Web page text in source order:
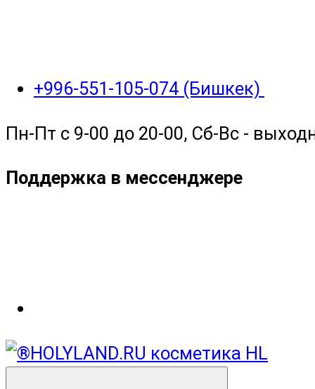
+996-551-105-074 (Бишкек)
Пн-Пт с 9-00 до 20-00, Сб-Вс -
Поддержка в мессенджере